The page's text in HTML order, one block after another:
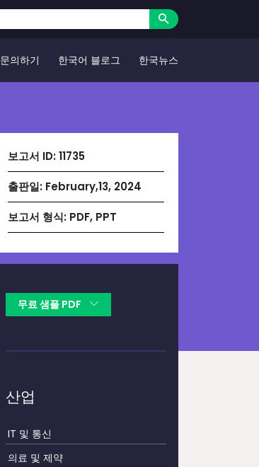
문의하기 한국어 블로그 한국뉴스
보고서 ID:11735
출판일: February,13, 2024
보고서 형식: PDF, PPT
무료 샘플 PDF
산업
IT 및 통신
의료 및 제약